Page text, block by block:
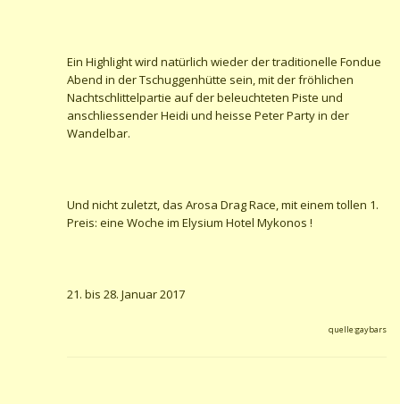
Ein Highlight wird natürlich wieder der traditionelle Fondue
Abend in der Tschuggenhütte sein, mit der fröhlichen
Nachtschlittelpartie auf der beleuchteten Piste und
anschliessender Heidi und heisse Peter Party in der
Wandelbar.
Und nicht zuletzt, das Arosa Drag Race, mit einem tollen 1.
Preis: eine Woche im Elysium Hotel Mykonos !
21. bis 28. Januar 2017
quelle:gaybars